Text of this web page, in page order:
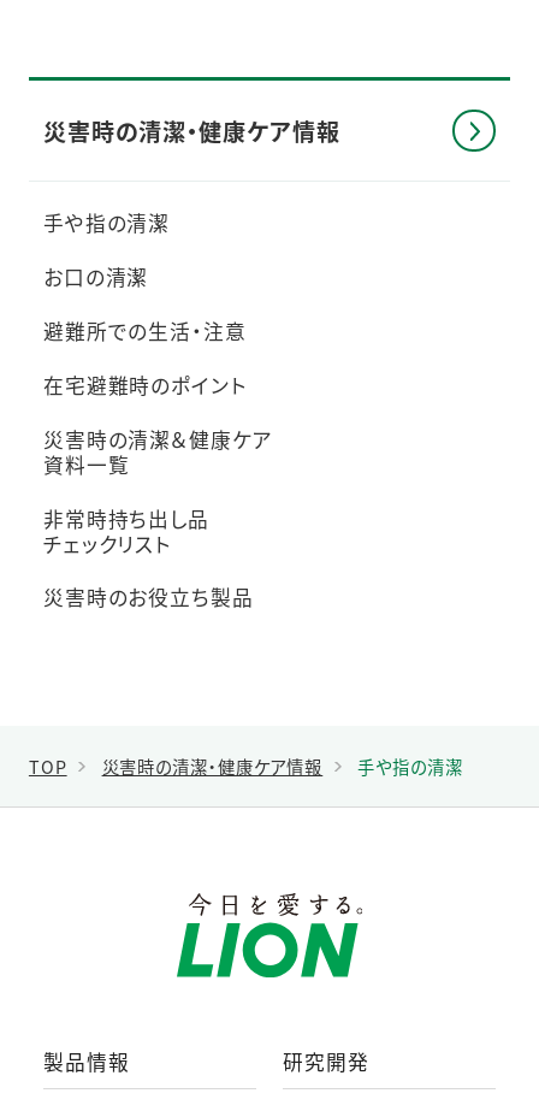
災害時の清潔・健康ケア情報
手や指の清潔
お口の清潔
避難所での生活・注意
在宅避難時のポイント
災害時の清潔＆健康ケア
資料一覧
非常時持ち出し品
チェックリスト
災害時のお役立ち製品
TOP 災害時の清潔・健康ケア情報 手や指の清潔
製品情報 研究開発